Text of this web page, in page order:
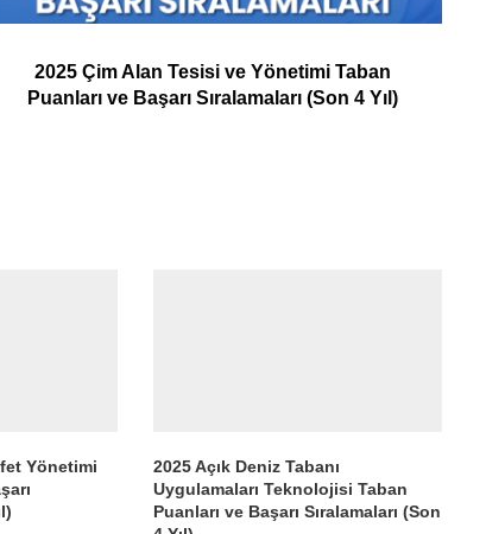
2025 Çim Alan Tesisi ve Yönetimi Taban
Puanları ve Başarı Sıralamaları (Son 4 Yıl)
Yönetimi
2025 Açık Deniz Tabanı
Uygulamaları Teknolojisi Taban
Puanları ve Başarı Sıralamaları (Son